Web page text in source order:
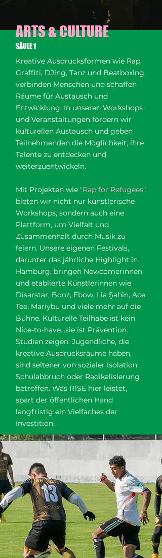
ARTS & CULTURE
SÄULE 1
Kreative Ausdrucksformen wie Rap,
Graffiti, DJing, Tanz und Beatboxing
verbinden Menschen und schaffen
Räume für Austausch und
Entwicklung. In unseren Workshops
und Veranstaltungen fördern wir
kulturellen Austausch und geben
Teilnehmenden die Möglichkeit, ihre
Talente zu entdecken und
weiterzuentwickeln.
Mit Projekten wie "Rap for Refugees"
bieten wir nicht nur künstlerische
Workshops, sondern auch eine
Plattform, um Vielfalt und
Zusammenhalt durch Musik zu
feiern. Unsere eigenen Festivals,
darunter das jährliche Highlight in
Hamburg, bringen Newcomerinnen
und etablierte Künstlerinnen wie
Disarstar, Booz, Ebow, Lia Şahin, Ace
Tee, Mariybu und viele mehr auf die
Bühne. Kulturelle Teilhabe ist kein
Nice-to-have...sie ist Prävention.
Studien zeigen: Jugendliche, die
kreative Ausdrucksräume haben,
sind seltener von sozialer Isolation,
Schulabbruch oder Radikalisierung
betroffen. Was R1SE hier leistet,
spart der öffentlichen Hand
langfristig ein Vielfaches der
Investition.